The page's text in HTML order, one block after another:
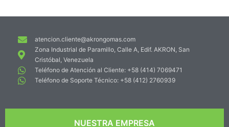
atencion.cliente@akrongomas.com
Zona Industrial de Paramillo, Calle A, Edif. AKRON, San
Cristóbal, Venezuela
Teléfono de Atención al Cliente: +58 (414) 7069471
Teléfono de Soporte Técnico: +58 (412) 2760939
NUESTRA EMPRESA